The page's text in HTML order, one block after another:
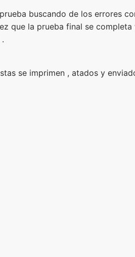
buscando de los errores
que la prueba final se
se imprimen , atados y